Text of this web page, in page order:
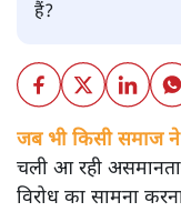
हैं?
जब भी किसी समाज ने
चली आ रही
विरोध का सामना